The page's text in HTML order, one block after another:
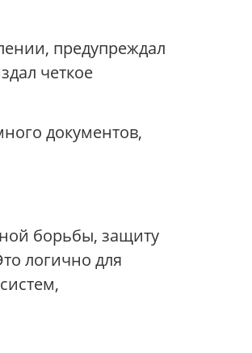
предупреждал
четкое
документов,
борьбы, защиту
логично для